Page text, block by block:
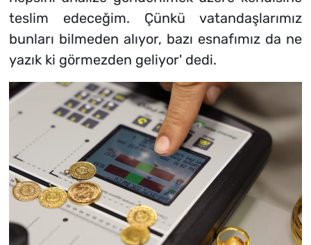
teslim edeceğim. Çünkü vatandaşlarımız
bunları bilmeden alıyor, bazı esnafımız da ne
yazık ki görmezden geliyor' dedi.